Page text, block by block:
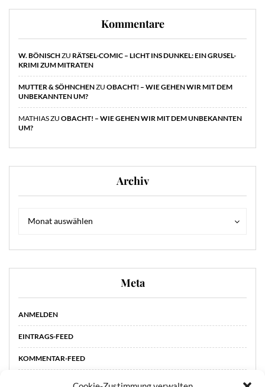
Kommentare
W. BÖNISCHZU RÄTSEL-COMIC – LICHT INS DUNKEL: EIN GRUSEL-
KRIMI ZUM MITRATEN
MUTTER & SÖHNCHENZU OBACHT! – WIE GEHEN WIR MIT DEM
UNBEKANNTEN UM?
MATHIASZU OBACHT! – WIE GEHEN WIR MIT DEM UNBEKANNTEN
UM?
Archiv
Monat auswählen
Meta
ANMELDEN
EINTRAGS-FEED
KOMMENTAR-FEED